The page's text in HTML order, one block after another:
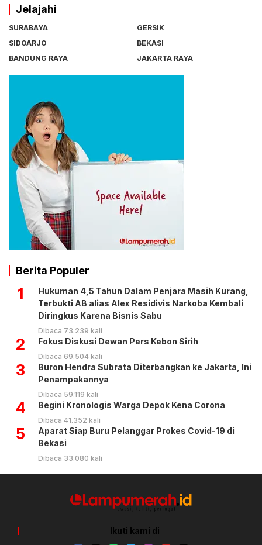
Jelajahi
SURABAYA
GERSIK
SIDOARJO
BEKASI
BANDUNG RAYA
JAKARTA RAYA
Berita Populer
1
Hukuman 4,5 Tahun Dalam Penjara Masih Kurang,
Terbukti AB alias Alex Residivis Narkoba Kembali
Diringkus Karena Bisnis Sabu
Dibaca 73.239 kali
2 Fokus Diskusi Dewan Pers Kebon Sirih
Dibaca 69.504 kali
3
Buron Hendra Subrata Diterbangkan ke Jakarta, Ini
Penampakannya
Dibaca 59.119 kali
4 Begini Kronologis Warga Depok Kena Corona
Dibaca 41.352 kali
5
Aparat Siap Buru Pelanggar Prokes Covid-19 di
Bekasi
Dibaca 33.080 kali
Ikuti kami di